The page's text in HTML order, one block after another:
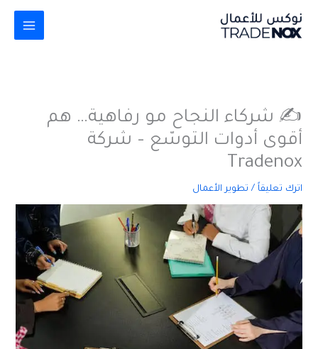
المحتوى
✍️ شركاء النجاح مو رفاهية… هم
أقوى أدوات التوسّع – شركة
Tradenox
اترك تعليقاً / تطوير الأعمال